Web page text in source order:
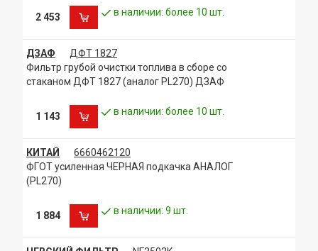
2 453 в наличии: более 10 шт.
ДЗАФ
ДФТ 1827
Фильтр грубой очистки топлива в сборе со
стаканом ДФТ 1827 (аналог PL270) ДЗАФ
1 143 в наличии: более 10 шт.
КИТАЙ
6660462120
ФГОТ усиленная ЧЕРНАЯ подкачка АНАЛОГ
(PL270)
1 884 в наличии: 9 шт.